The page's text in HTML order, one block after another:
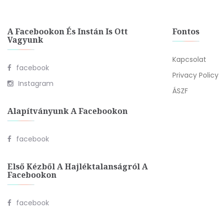
A Facebookon És Instán Is Ott
Vagyunk
facebook
Instagram
Alapítványunk A Facebookon
facebook
Első Kézből A Hajléktalanságról A
Facebookon
facebook
Fontos
Kapcsolat
Privacy Policy
ÁSZF